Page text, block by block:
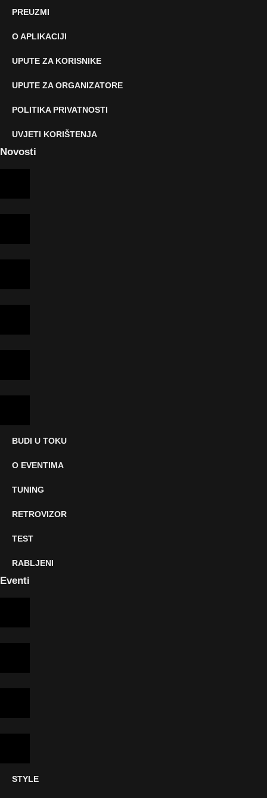
PREUZMI
O APLIKACIJI
UPUTE ZA KORISNIKE
UPUTE ZA ORGANIZATORE
POLITIKA PRIVATNOSTI
UVJETI KORIŠTENJA
Novosti
BUDI U TOKU
O EVENTIMA
TUNING
RETROVIZOR
TEST
RABLJENI
Eventi
STYLE